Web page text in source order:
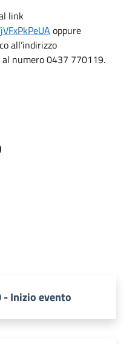
link
oppure
all’indirizzo
al numero 0437 770119.
- Inizio evento